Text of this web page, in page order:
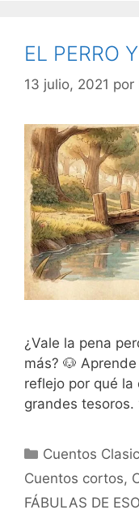
EL PERRO
13 julio, 2021 por
¿Vale la pena
más? 🐶
reflejo por qué
grandes tesoros.
Categorías
Cuentos
Cuentos cortos,
FÁBULAS DE